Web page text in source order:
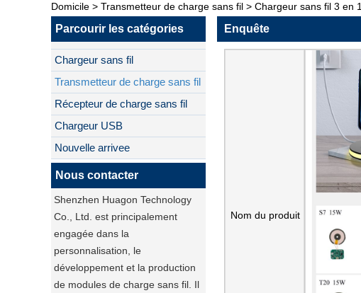
Domicile > Transmetteur de charge sans fil > Chargeur sans fil 3 en 1
Parcourir les catégories
Chargeur sans fil
Transmetteur de charge sans fil
Récepteur de charge sans fil
Chargeur USB
Nouvelle arrivee
Nous contacter
Shenzhen Huagon Technology
Co., Ltd. est principalement
engagée dans la
personnalisation, le
développement et la production
de modules de charge sans fil. Il
Enquête
Nom du produit